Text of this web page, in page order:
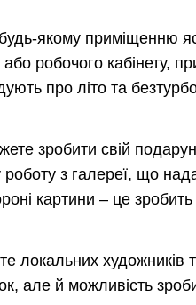
якому приміщенню
робочого кабінету,
про літо та
зробити свій
з галереї, що
картини – це
локальних художників
але й можливість